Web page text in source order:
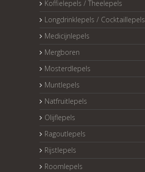
Koffielepels / Theelepels
Longdrinklepels / Cocktaillepels
Medicijnlepels
Mergboren
Mosterdlepels
Muntlepels
Natfruitlepels
Olijflepels
Ragoutlepels
Rijstlepels
Roomlepels